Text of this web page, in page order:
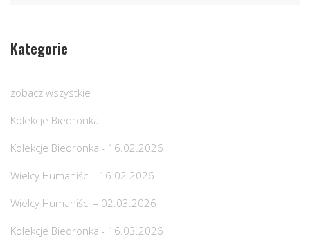
Kategorie
zobacz wszystkie
Kolekcje Biedronka
Kolekcje Biedronka - 16.02.2026
Wielcy Humaniści - 16.02.2026
Wielcy Humaniści – 02.03.2026
Kolekcje Biedronka - 16.03.2026